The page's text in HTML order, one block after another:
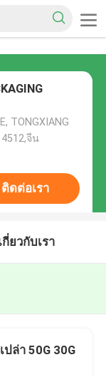
TONGXIANG
จีน
ติดต่อเรา
กี่ยวกับเรา
ล่า 50G 30G